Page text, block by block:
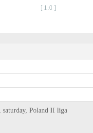
[ 1:0 ]
Poland II liga